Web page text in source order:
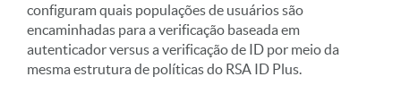
configuram quais populações de usuários são
encaminhadas para a verificação baseada em
autenticador versus a verificação de ID por meio da
mesma estrutura de políticas do RSA ID Plus.